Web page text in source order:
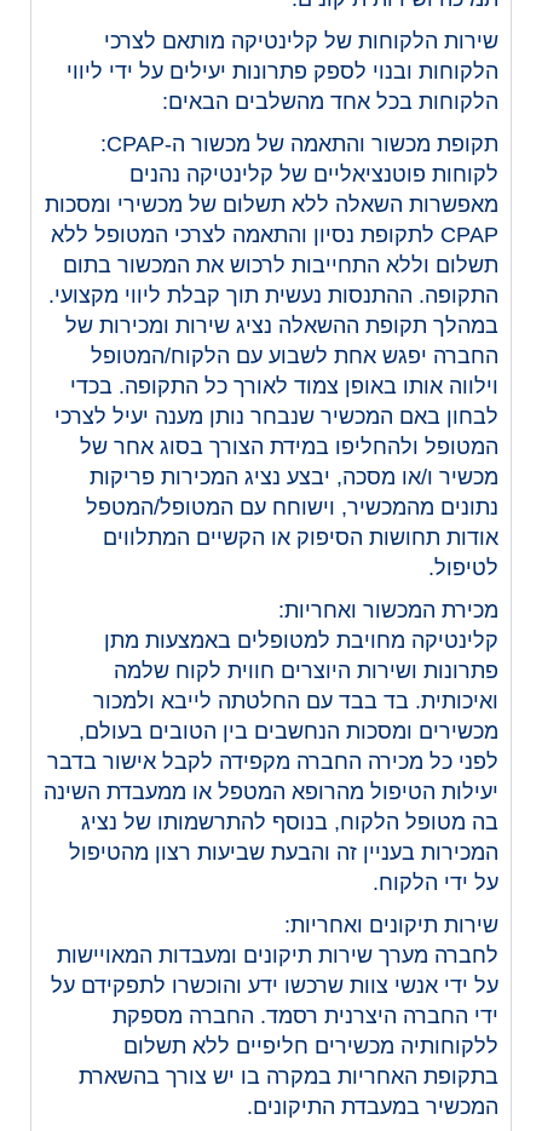
שירות הלקוחות של קלינטיקה מותאם לצרכי
הלקוחות ובנוי לספק פתרונות יעילים על ידי ליווי
הלקוחות בכל אחד מהשלבים הבאים:
תקופת מכשור והתאמה של מכשור ה-CPAP:
לקוחות פוטנציאליים של קלינטיקה נהנים
מאפשרות השאלה ללא תשלום של מכשירי ומסכות
CPAP לתקופת נסיון והתאמה לצרכי המטופל ללא
תשלום וללא התחייבות לרכוש את המכשור בתום
התקופה. ההתנסות נעשית תוך קבלת ליווי מקצועי.
במהלך תקופת ההשאלה נציג שירות ומכירות של
החברה יפגש אחת לשבוע עם הלקוח/המטופל
וילווה אותו באופן צמוד לאורך כל התקופה. בכדי
לבחון באם המכשיר שנבחר נותן מענה יעיל לצרכי
המטופל ולהחליפו במידת הצורך בסוג אחר של
מכשיר ו/או מסכה, יבצע נציג המכירות פריקות
נתונים מהמכשיר, וישוחח עם המטופל/המטפל
אודות תחושות הסיפוק או הקשיים המתלווים
לטיפול.
מכירת המכשור ואחריות:
קלינטיקה מחויבת למטופלים באמצעות מתן
פתרונות ושירות היוצרים חווית לקוח שלמה
ואיכותית. בד בבד עם החלטתה לייבא ולמכור
מכשירים ומסכות הנחשבים בין הטובים בעולם,
לפני כל מכירה החברה מקפידה לקבל אישור בדבר
יעילות הטיפול מהרופא המטפל או ממעבדת השינה
בה מטופל הלקוח, בנוסף להתרשמותו של נציג
המכירות בעניין זה והבעת שביעות רצון מהטיפול
על ידי הלקוח.
שירות תיקונים ואחריות:
לחברה מערך שירות תיקונים ומעבדות המאויישות
על ידי אנשי צוות שרכשו ידע והוכשרו לתפקידם על
ידי החברה היצרנית רסמד. החברה מספקת
ללקוחותיה מכשירים חליפיים ללא תשלום
בתקופת האחריות במקרה בו יש צורך בהשארת
המכשיר במעבדת התיקונים.